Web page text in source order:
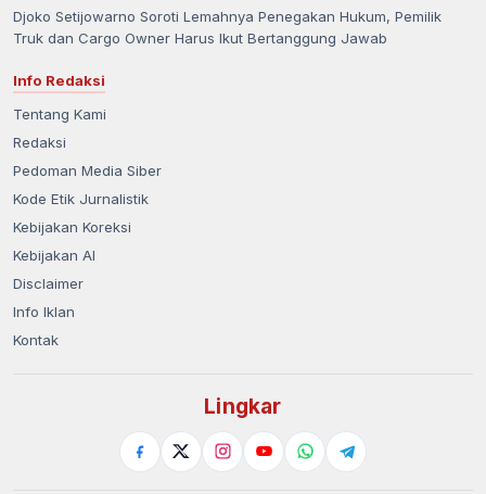
Djoko Setijowarno Soroti Lemahnya Penegakan Hukum, Pemilik
Truk dan Cargo Owner Harus Ikut Bertanggung Jawab
Info Redaksi
Tentang Kami
Redaksi
Pedoman Media Siber
Kode Etik Jurnalistik
Kebijakan Koreksi
Kebijakan AI
Disclaimer
Info Iklan
Kontak
Lingkar